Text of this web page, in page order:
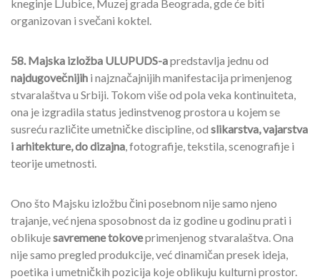
kneginje LJubice, Muzej grada Beograda, gde će biti
organizovan i svečani koktel.
58. Majska izložba ULUPUDS-apredstavlja jednu od
najdugovečnijih i najznačajnijih manifestacija primenjenog
stvaralaštva u Srbiji. Tokom više od pola veka kontinuiteta,
ona je izgradila status jedinstvenog prostora u kojem se
susreću različite umetničke discipline, od slikarstva, vajarstva
i arhitekture, do dizajna , fotografije, tekstila, scenografije i
teorije umetnosti.
Ono što Majsku izložbu čini posebnom nije samo njeno
trajanje, već njena sposobnost da iz godine u godinu prati i
oblikujesavremene tokoveprimenjenog stvaralaštva. Ona
nije samo pregled produkcije, već dinamičan presek ideja,
poetika i umetničkih pozicija koje oblikuju kulturni prostor.